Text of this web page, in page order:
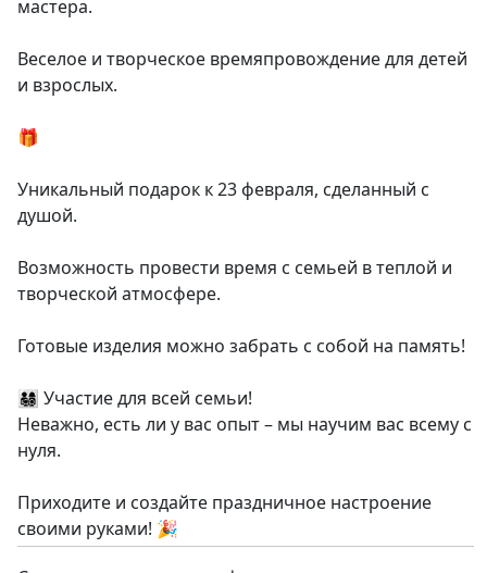
мастера.
Веселое и творческое времяпровождение для детей
и взрослых.
🎁
Уникальный подарок к 23 февраля, сделанный с
душой.
Возможность провести время с семьей в теплой и
творческой атмосфере.
Готовые изделия можно забрать с собой на память!
👨‍👩‍👧‍👦 Участие для всей семьи!
Неважно, есть ли у вас опыт – мы научим вас всему с
нуля.
Приходите и создайте праздничное настроение
своими руками! 🎉